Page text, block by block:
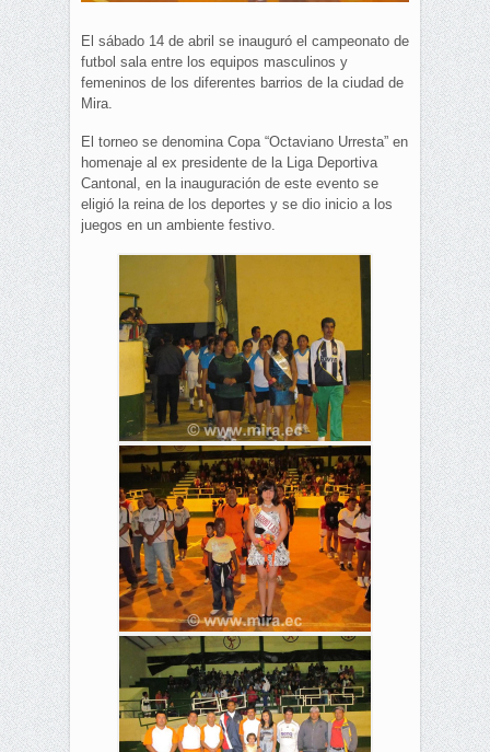
El sábado 14 de abril se inauguró el campeonato de
futbol sala entre los equipos masculinos y
femeninos de los diferentes barrios de la ciudad de
Mira.
El torneo se denomina Copa “Octaviano Urresta” en
homenaje al ex presidente de la Liga Deportiva
Cantonal, en la inauguración de este evento se
eligió la reina de los deportes y se dio inicio a los
juegos en un ambiente festivo.